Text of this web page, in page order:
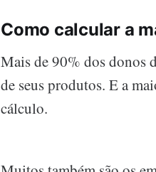
Como calcular a
Mais de 90% dos donos
de seus produtos. E a
cálculo.